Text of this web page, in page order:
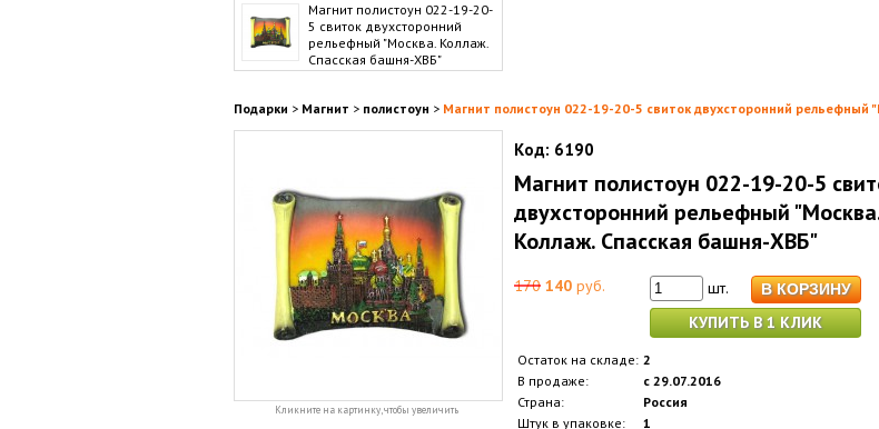
Магнит полистоун 022-19-20-
5 свиток двухсторонний
рельефный "Москва. Коллаж.
Спасская башня-ХВБ"
Подарки > Магнит > полистоун > Магнит полистоун 022-19-20-5 свиток двухсторонний рельефный
Кликните на картинку, чтобы увеличить
Код: 6190
Магнит полистоун 022-19-20-5
двухсторонний рельефный
Коллаж. Спасская башня-ХВБ"
170 140руб.
шт.
КУПИТЬ В 1 КЛИК
Остаток на складе: 2
В продаже:
с 29.07.2016
Страна:
Россия
Штук в упаковке:
1